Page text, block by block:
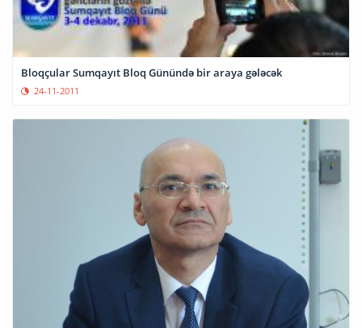
Bloqçular Sumqayıt Bloq Günündə bir araya gələcək
24-11-2011